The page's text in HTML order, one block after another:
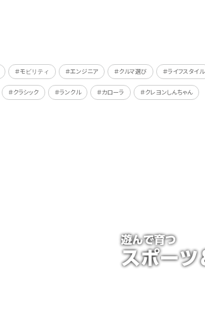
＃モビリティ ＃エンジニア ＃クルマ選び ＃ライフスタイル
＃クラシック ＃ランクル ＃カローラ ＃クレヨンしんちゃん